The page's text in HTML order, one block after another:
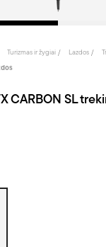
Turizmas ir žygiai Lazdos
CARBON SL